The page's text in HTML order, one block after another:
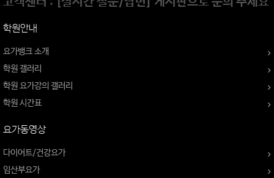
학원안내
요가뱅크 소개
학원 갤러리
학원 요가강의 갤러리
학원 시간표
요가동영상
다이어트/건강요가
임산부요가